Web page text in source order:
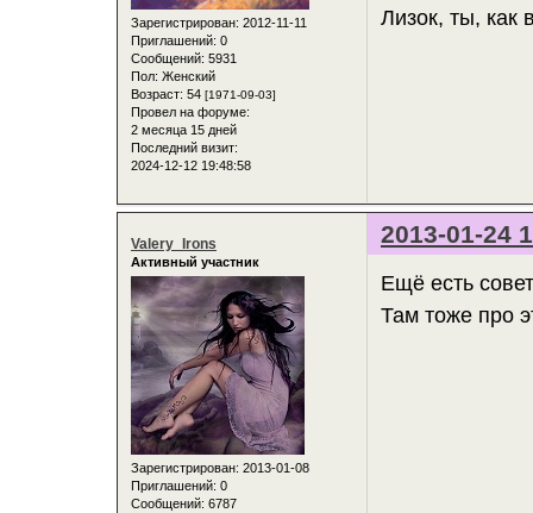
Зарегистрирован: 2012-11-11
Приглашений: 0
Сообщений: 5931
Пол: Женский
Возраст: 54 [1971-09-03]
Провел на форуме:
2 месяца 15 дней
Последний визит:
2024-12-12 19:48:58
Лизок, ты, как
2013-01-24
Valery_Irons
Активный участник
Зарегистрирован: 2013-01-08
Приглашений: 0
Сообщений: 6787
Ещё есть
Там тоже про